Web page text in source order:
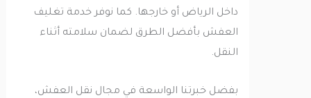
داخل الرياض أو خارجها. كما نوفر خدمة تغليف
العفش بأفضل الطرق لضمان سلامته أثناء
النقل.
بفضل خبرتنا الواسعة في مجال نقل العفش،